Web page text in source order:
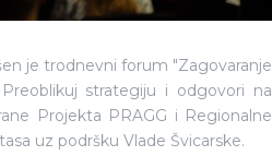
je trodnevni forum "Zagovaranje
strategiju i odgovori na
Projekta PRAGG i Regionalne
uz podršku Vlade Švicarske.